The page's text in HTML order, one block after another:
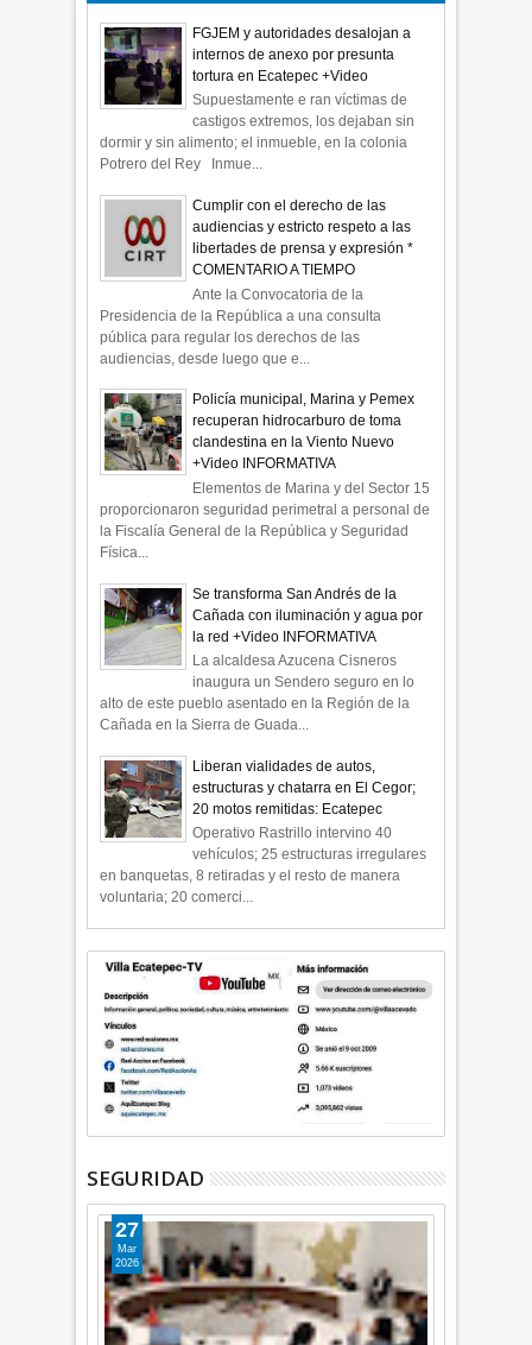
FGJEM y autoridades desalojan a
internos de anexo por presunta
tortura en Ecatepec +Video
Supuestamente e ran víctimas de
castigos extremos, los dejaban sin
dormir y sin alimento; el inmueble, en la colonia
Potrero del Rey Inmue...
Cumplir con el derecho de las
audiencias y estricto respeto a las
libertades de prensa y expresión *
COMENTARIO A TIEMPO
Ante la Convocatoria de la
Presidencia de la República a una consulta
pública para regular los derechos de las
audiencias, desde luego que e...
Policía municipal, Marina y Pemex
recuperan hidrocarburo de toma
clandestina en la Viento Nuevo
+Video INFORMATIVA
Elementos de Marina y del Sector 15
proporcionaron seguridad perimetral a personal de
la Fiscalía General de la República y Seguridad
Física...
Se transforma San Andrés de la
Cañada con iluminación y agua por
la red +Video INFORMATIVA
La alcaldesa Azucena Cisneros
inaugura un Sendero seguro en lo
alto de este pueblo asentado en la Región de la
Cañada en la Sierra de Guada...
Liberan vialidades de autos,
estructuras y chatarra en El Cegor;
20 motos remitidas: Ecatepec
Operativo Rastrillo intervino 40
vehículos; 25 estructuras irregulares
en banquetas, 8 retiradas y el resto de manera
voluntaria; 20 comerci...
SEGURIDAD
27
Mar
2026